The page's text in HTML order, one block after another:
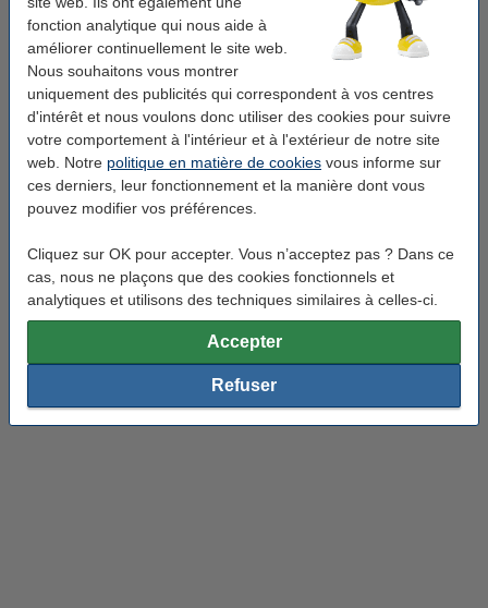
fonction analytique qui nous aide à
améliorer continuellement le site web.
Nous souhaitons vous montrer
uniquement des publicités qui correspondent à vos centres
d'intérêt et nous voulons donc utiliser des cookies pour suivre
votre comportement à l'intérieur et à l'extérieur de notre site
web. Notre politique en matière de cookies vous informe sur
ces derniers, leur fonctionnement et la manière dont vous
pouvez modifier vos préférences.
Cliquez sur OK pour accepter. Vous n’acceptez pas ? Dans ce
cas, nous ne plaçons que des cookies fonctionnels et
analytiques et utilisons des techniques similaires à celles-ci.
Accepter
Refuser
guide d'achatpour obtenir des conseils !
Assurez-vous également d’avoir suffisamment de
cartouches d'encre ou de toners et, bien sûr, de papier
vous êtes prêt pour une impression confortable et agréable
La vie est parfois trépidante. Ces fournitures de bureau
pratiques vous permettront de gérer facilement les situations
les plus courantes à la maison et d'éviter les frustrations.
indispensables pour tous les ménages !